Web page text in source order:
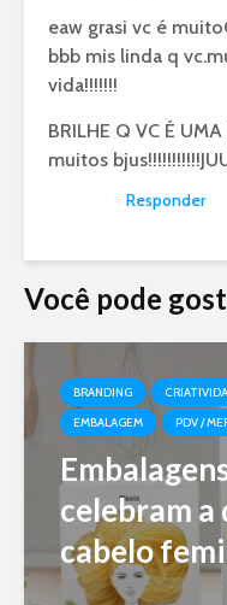
eaw grasi vc é
bbb mis linda q
vida!!!!!!!
BRILHE Q VC É
muitos
Responder
Você pode
BRANDING
EMBALAGEM
PDV /
celebram a
cabelo